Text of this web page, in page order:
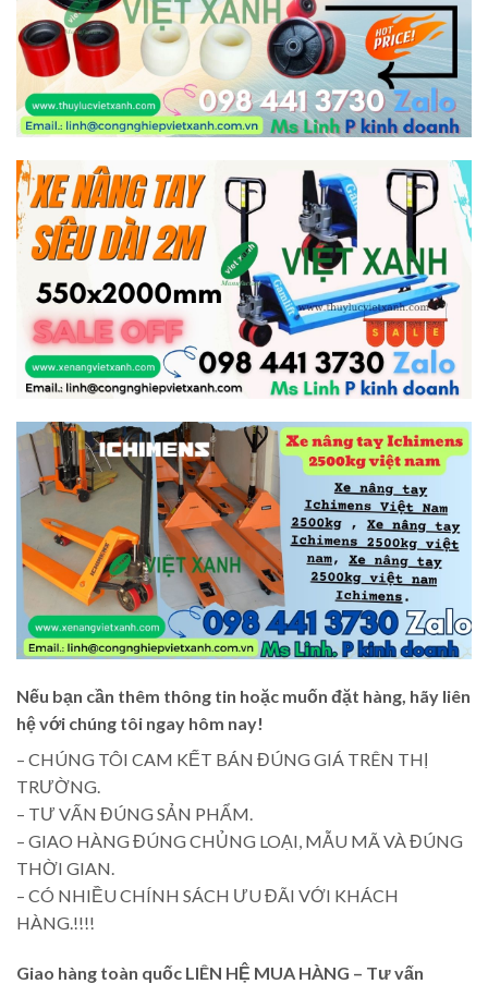
Nếu bạn cần thêm thông tin hoặc muốn đặt hàng, hãy liên
hệ với chúng tôi ngay hôm nay!
– CHÚNG TÔI CAM KẾT BÁN ĐÚNG GIÁ TRÊN THỊ
TRƯỜNG.
– TƯ VẤN ĐÚNG SẢN PHẨM.
– GIAO HÀNG ĐÚNG CHỦNG LOẠI, MẪU MÃ VÀ ĐÚNG
THỜI GIAN.
– CÓ NHIỀU CHÍNH SÁCH ƯU ĐÃI VỚI KHÁCH
HÀNG.!!!!
Giao hàng toàn quốc LIÊN HỆ MUA HÀNG – Tư vấn